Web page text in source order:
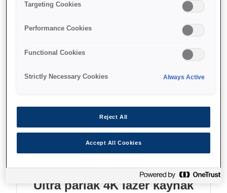
teknolojisi
Filmler, yayın, oyun, spor izleme, ev
simülatörleri ve daha fazlası için mükemmel
büyük ölçekli görüntü teknolojisi
Ultra parlak 4K lazer kaynak
Targeting Cookies
Performance Cookies
Functional Cookies
Strictly Necessary Cookies Always Active
Reject All
Accept All Cookies